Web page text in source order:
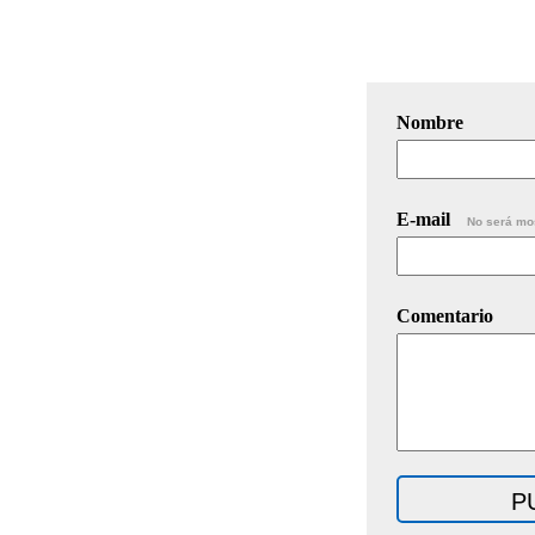
Nombre
E-mail No será
Comentario